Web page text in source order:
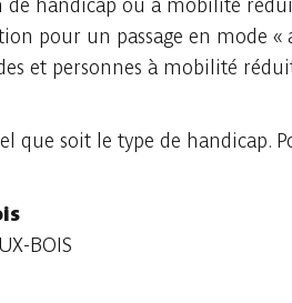
handicap ou à mobilité
pour un passage en mode
et personnes à mobilité
que soit le type de handicap.
BOIS